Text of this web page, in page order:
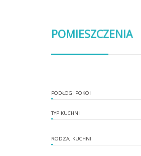
POMIESZCZENIA
PODŁOGI POKOI
TYP KUCHNI
RODZAJ KUCHNI